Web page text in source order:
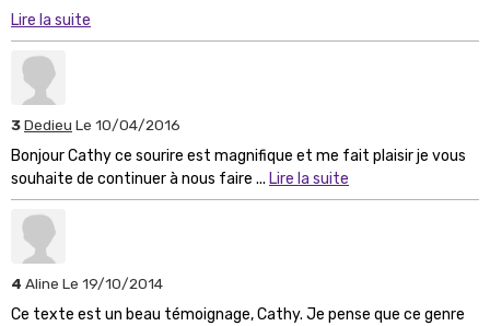
Lire la suite
3Dedieu Le 10/04/2016
Bonjour Cathy ce sourire est magnifique et me fait plaisir je vous
souhaite de continuer à nous faire ... Lire la suite
4 Aline Le 19/10/2014
Ce texte est un beau témoignage, Cathy. Je pense que ce genre